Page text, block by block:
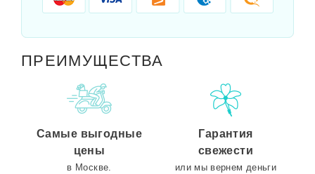
ПРЕИМУЩЕСТВА
Самые выгодные
цены
в Москве.
Гарантия
свежести
или мы вернем деньги